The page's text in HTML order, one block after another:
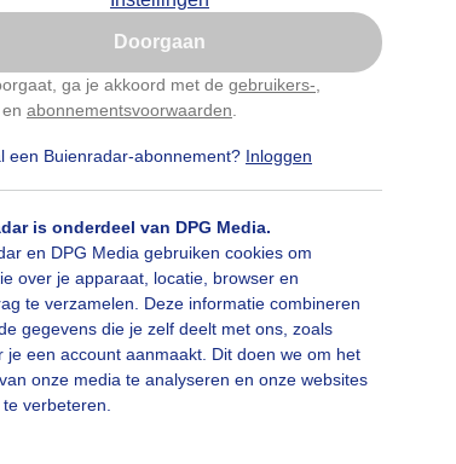
Doorgaan
ga je akkoord met de gebruikers-
en abonnementsvoorwaarden
een Buienradar-abonnement? Inloggen
is onderdeel van DPG Media.
en DPG Media gebruiken cookies om
over je apparaat, locatie, browser en
te verzamelen. Deze informatie combineren
gegevens die je zelf deelt met ons, zoals
je een account aanmaakt. Dit doen we om het
onze media te analyseren en onze websites
verbeteren.
Nu niet, misschien later
je Safari en wil je niet elke dag deze pop-up
Klikhierom dit aan te passen